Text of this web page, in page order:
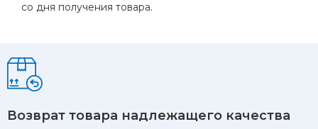
со дня получения товара.
Возврат товара надлежащего качества